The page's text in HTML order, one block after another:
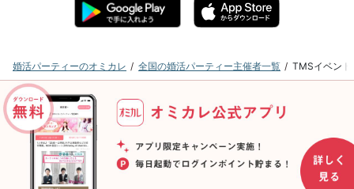
婚活パーティーのオミカレ 全国の婚活パーティー主催者一覧 TMSイベント